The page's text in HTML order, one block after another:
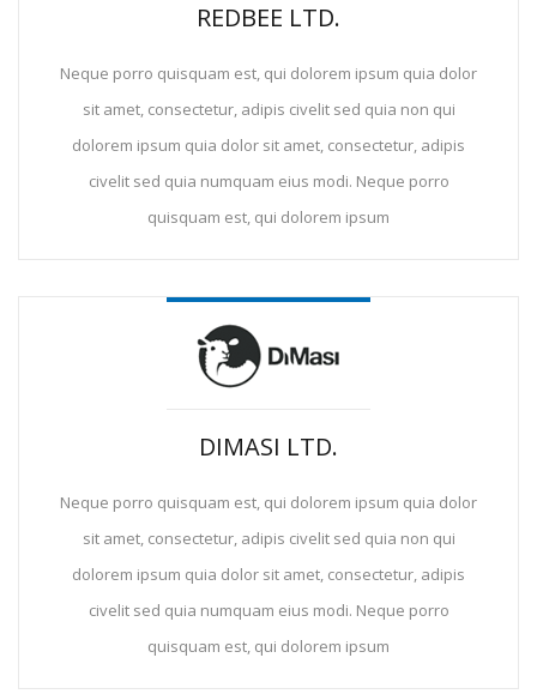
REDBEE LTD.
Neque porro quisquam est, qui dolorem ipsum quia dolor
sit amet, consectetur, adipis civelit sed quia non qui
dolorem ipsum quia dolor sit amet, consectetur, adipis
civelit sed quia numquam eius modi. Neque porro
quisquam est, qui dolorem ipsum
DIMASI LTD.
Neque porro quisquam est, qui dolorem ipsum quia dolor
sit amet, consectetur, adipis civelit sed quia non qui
dolorem ipsum quia dolor sit amet, consectetur, adipis
civelit sed quia numquam eius modi. Neque porro
quisquam est, qui dolorem ipsum